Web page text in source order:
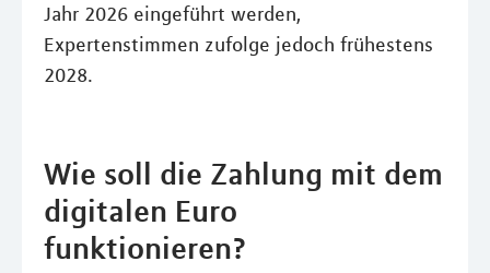
Jahr 2026 eingeführt werden,
Expertenstimmen zufolge jedoch frühestens
2028.
Wie soll die Zahlung mit dem
digitalen Euro
funktionieren?